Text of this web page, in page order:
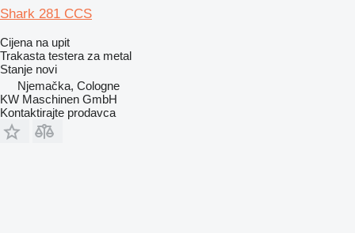
Shark 281 CCS
Cijena na upit
Trakasta testera za metal
Stanje novi
Njemačka, Cologne
KW Maschinen GmbH
Kontaktirajte prodavca